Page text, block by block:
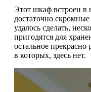
Этот шкаф встроен
достаточно
удалось сделать,
пригодятся для
остальное прекрасно
в которых, здесь нет.